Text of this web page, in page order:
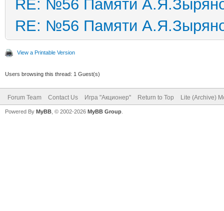
RE: №56 Памяти
RE: №56 Памяти
View a Printable Version
Users browsing this thread: 1 Guest(s)
Forum Team Contact Us Игра "Акционер" Return to Top Lite (Archive)
Powered By MyBB , © 2002-2026 MyBB Group